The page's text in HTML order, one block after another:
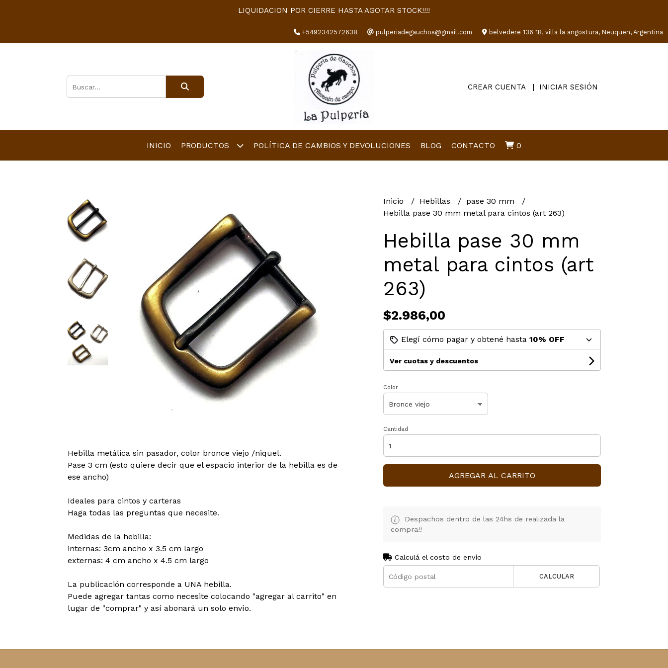
LIQUIDACION POR CIERRE HASTA AGOTAR STOCK!!!!
+5492342572638 pulperiadegauchos@gmail.com belvedere 136 1B, villa la angostura, Neuquen, Argentina
CREAR CUENTA INICIAR SESIÓN
INICIO PRODUCTOS POLÍTICA DE CAMBIOS Y DEVOLUCIONES BLOG CONTACTO 0
Hebilla metálica sin pasador, color bronce viejo /niquel.
Pase 3 cm (esto quiere decir que el espacio interior de la hebilla es de
ese ancho)
Ideales para cintos y carteras
Haga todas las preguntas que necesite.
Medidas de la hebilla:
internas: 3cm ancho x 3.5 cm largo
externas: 4 cm ancho x 4.5 cm largo
La publicación corresponde a UNA hebilla.
Puede agregar tantas como necesite colocando "agregar al carrito" en
lugar de "comprar" y así abonará un solo envío.
Inicio Hebillas
pase 30 mm
Hebilla pase 30 mm metal para cintos (art 263)
Hebilla pase 30 mm
metal para cintos (art
263)
$2.986,00
Elegí cómo pagar y obtené hasta 10% OFF
Ver cuotas y descuentos
Color
Cantidad
AGREGAR AL CARRITO
Despachos dentro de las 24hs de realizada la
compra!!
Calculá el costo de envío
CALCULAR